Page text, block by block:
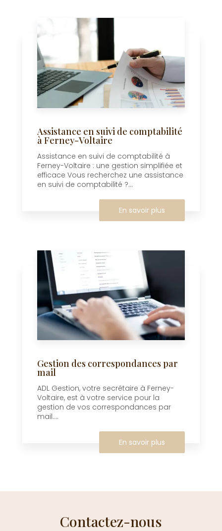
Assistance en suivi de comptabilité
à Ferney-Voltaire
Assistance en suivi de comptabilité à
Ferney-Voltaire : une gestion simplifiée et
efficace Vous recherchez une assistance
en suivi de comptabilité ?...
En savoir plus
Gestion des correspondances par
mail
ADL Gestion, votre secrétaire à Ferney-
Voltaire, est à votre service pour la
gestion de vos correspondances par
mail....
En savoir plus
Contactez-nous